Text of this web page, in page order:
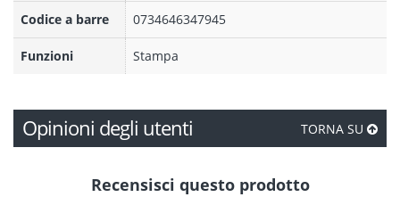
Codice a barre 0734646347945
Funzioni Stampa
Opinioni degli utenti TORNA SU
Recensisci questo prodotto